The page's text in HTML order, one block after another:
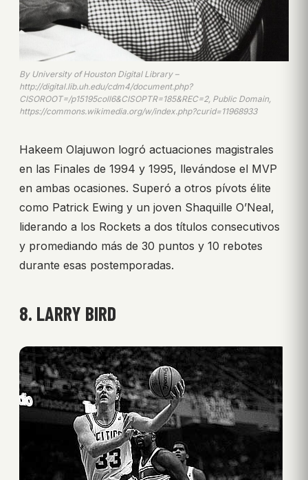
By University of Houston Digital Library –
http://digital.lib.uh.edu/cdm4/document.php?
CISOROOT=/p15195coll6&CISOPTR=185&REC=2, Public Domain,
https://commons.wikimedia.org/w/index.php?curid=11968933
Hakeem Olajuwon logró actuaciones magistrales
en las Finales de 1994 y 1995, llevándose el MVP
en ambas ocasiones. Superó a otros pívots élite
como Patrick Ewing y un joven Shaquille O’Neal,
liderando a los Rockets a dos títulos consecutivos
y promediando más de 30 puntos y 10 rebotes
durante esas postemporadas.
8. LARRY BIRD